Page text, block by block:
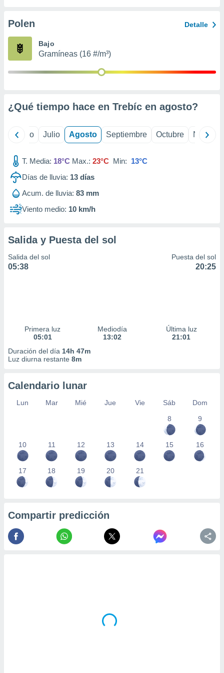
e
mediante
publicidad
publicidad
1199
Polen Detalle
Bajo
Gramíneas (16 #/m³)
¿Qué tiempo hace en Trebíc en agosto?
Junio Julio Agosto Septiembre Octubre
T. Media: 18°C Max.: 23°C Min: 13°C
Días de lluvia: 13 días
Acum. de lluvia: 83 mm
Viento medio: 10 km/h
Salida y Puesta del sol
Salida del sol
05:38
Puesta del sol
20:25
Primera luz
05:01
Mediodía
13:02
Última luz
21:01
Duración del día 14h 47m
Luz diurna restante 8m
Calendario lunar
Lun Mar Mié Jue Vie Sáb
Dom
8
9
10 11 12 13 14 15 16
17 18 19 20 21
Compartir predicción